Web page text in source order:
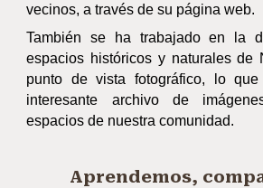
vecinos, a través de su página web.
También se ha trabajado en la
espacios históricos y naturales de
punto de vista fotográfico, lo
interesante archivo de
espacios de nuestra comunidad.
Aprendemos,